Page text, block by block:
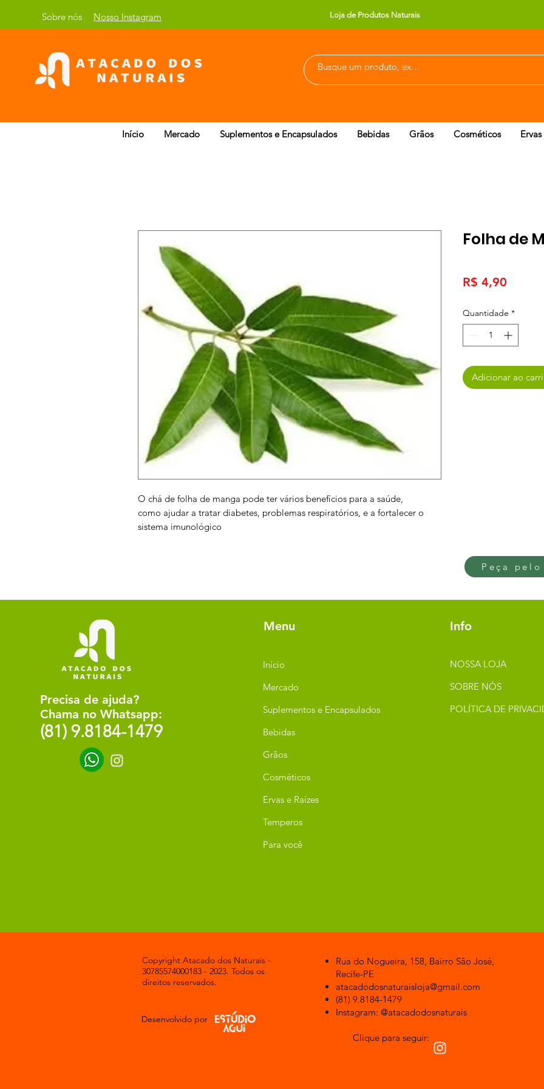
Sobre nós Nosso Instagram Loja de Produtos Naturais
Início Mercado Suplementos e Encapsulados Bebidas Grãos Cosméticos
O chá de folha de manga pode ter vários benefícios para a saúde,
como ajudar a tratar diabetes, problemas respiratórios, e a fortalecer o
sistema imunológico
Folha de
R$ 4,90
Quantidade *
Adicionar ao
Peça
Precisa de ajuda?
Chama no Whatsapp:
(81) 9.8184-1479
Menu
Início
Mercado
Suplementos e Encapsulados
Bebidas
Grãos
Cosméticos
Ervas e Raízes
Temperos
Para você
Info
NOSSA LOJA
SOBRE NÓS
POLÍTICA DE
Copyright Atacado dos Naturais -
30785574000183 - 2023. Todos os
direitos reservados.
Desenvolvido por
Rua do Nogueira, 158, Bairro São José,
Recife-PE
atacadodosnaturaisloja@gmail.com
(81) 9.8184-1479
Instagram: @atacadodosnaturais
Clique para seguir: